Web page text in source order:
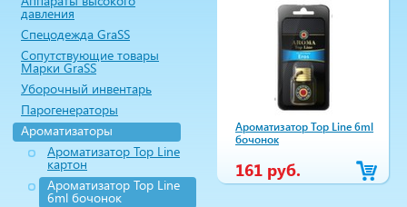
давления
Спецодежда GraSS
Сопутствующие товары
Марки GraSS
Уборочный инвентарь
Парогенераторы
Ароматизаторы
Ароматизатор Top Line
картон
Ароматизатор Top Line
6ml бочонок
Ароматизатор Top Line 6ml
бочонок
161 руб.